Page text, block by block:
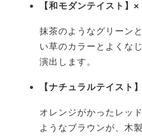
【和モダンテイスト】
抹茶のようなグリーン
い草のカラーとよくな
演出します。
【ナチュラルテイスト
オレンジがかったレッ
ようなブラウンが、木